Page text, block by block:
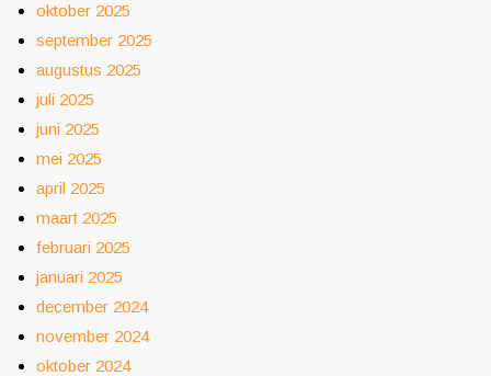
oktober 2025
september 2025
augustus 2025
juli 2025
juni 2025
mei 2025
april 2025
maart 2025
februari 2025
januari 2025
december 2024
november 2024
oktober 2024